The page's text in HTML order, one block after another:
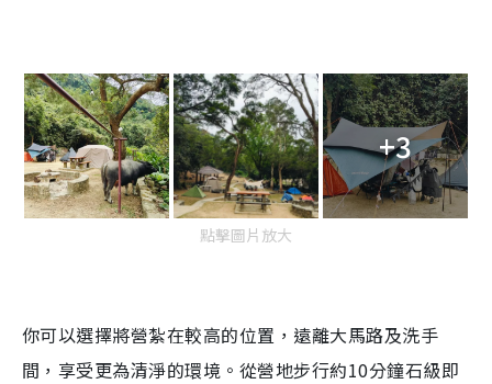
+3
點擊圖片放大
你可以選擇將營紮在較高的位置，遠離大馬路及洗手
間，享受更為清淨的環境。從營地步行約10分鐘石級即